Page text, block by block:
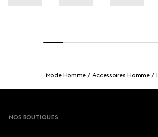
Mode Homme Accessoires Homme
NOS BOUTIQUES